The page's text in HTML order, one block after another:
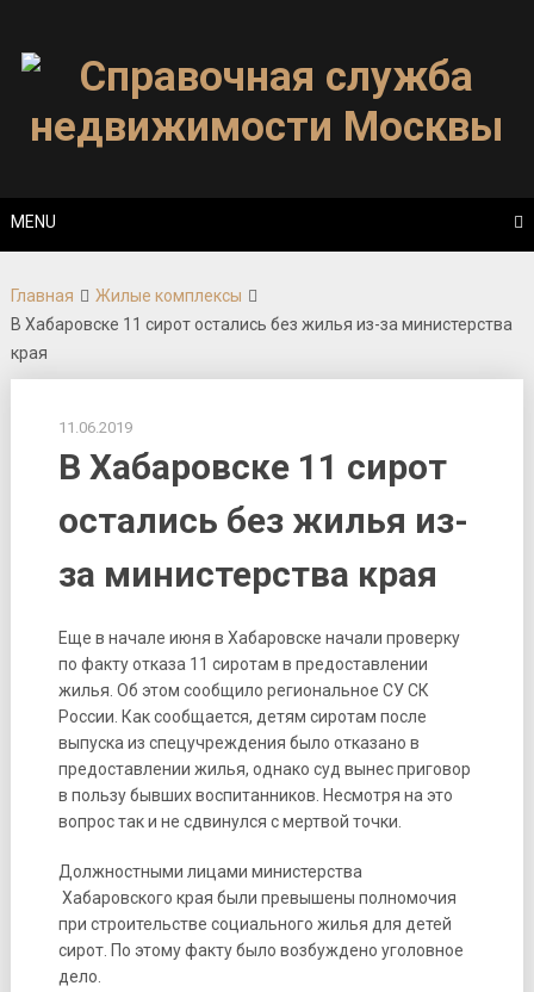
content
MENU
Главная
Жилые комплексы
В Хабаровске 11 сирот остались без жилья из-за министерства
края
11.06.2019
В Хабаровске 11 сирот
остались без жилья из-
за министерства края
Еще в начале июня в Хабаровске начали проверку
по факту отказа 11 сиротам в предоставлении
жилья. Об этом сообщило региональное СУ СК
России. Как сообщается, детям сиротам после
выпуска из спецучреждения было отказано в
предоставлении жилья, однако суд вынес приговор
в пользу бывших воспитанников. Несмотря на это
вопрос так и не сдвинулся с мертвой точки.
Должностными лицами министерства
Хабаровского края были превышены полномочия
при строительстве социального жилья для детей
сирот. По этому факту было возбуждено уголовное
дело.